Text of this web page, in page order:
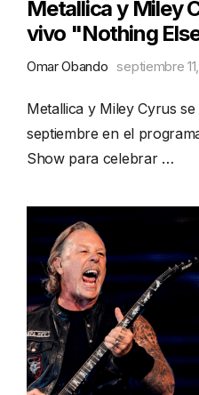
Metallica y Miley
vivo "Nothing
Omar Obando septiembre
Metallica y Miley Cyrus
septiembre en el
Show para celebrar …